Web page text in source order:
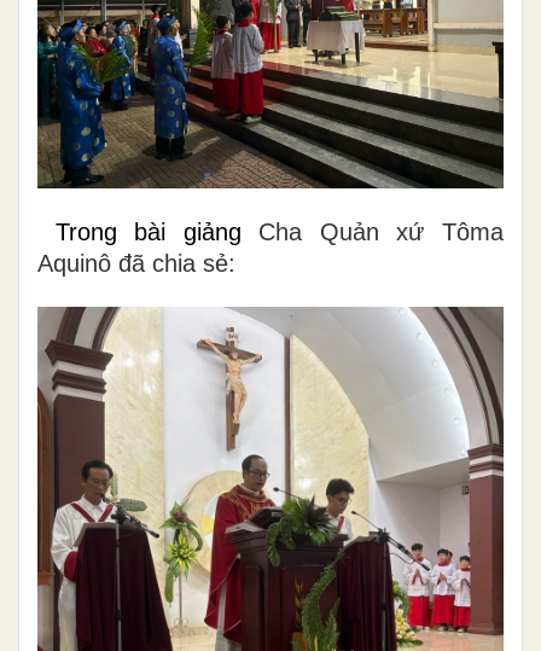
Trong bài giảng Cha Quản xứ Tôma
Aquinô đã chia sẻ: